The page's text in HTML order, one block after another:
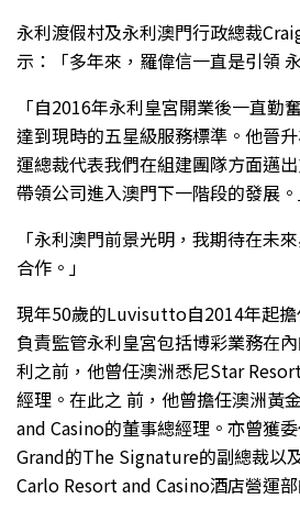
永利渡假村及永利澳門行政總裁
示：「多年來，羅偉信一直是引領
「自2016年永利皇宮開業後一直勤
達到現時的五星級服務標準。他晉
運總裁代表我們在組建團隊方面邁
帶領公司進入澳門下一階段的發展。
「永利澳門前景光明，我期待在未
合作。」
現年50歲的Luvisutto自2014年起擔
負責監管永利皇宮包括博彩業務在
利之前，他曾任澳洲悉尼Star
經理。在此之 前，他曾擔任澳洲黃
and Casino的董事總經理。亦曾獲
Grand的The Signature的副總裁以
Carlo Resort and Casino酒店營運部